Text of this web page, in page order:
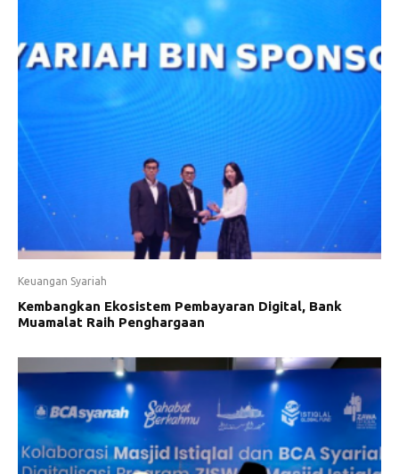
Keuangan Syariah
Kembangkan Ekosistem Pembayaran Digital, Bank
Muamalat Raih Penghargaan